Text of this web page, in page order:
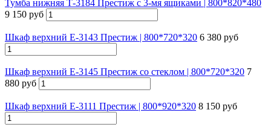
Тумба нижняя Т-3184 Престиж с 3-мя ящиками | 800*820*480
9 150 руб
Шкаф верхний Е-3143 Престиж | 800*720*320 6 380 руб
Шкаф верхний Е-3145 Престиж со стеклом | 800*720*320 7
880 руб
Шкаф верхний Е-3111 Престиж | 800*920*320 8 150 руб